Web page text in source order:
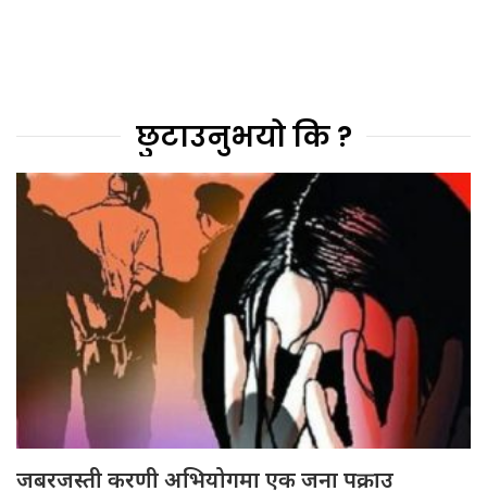
छुटाउनुभयो कि ?
जबरजस्ती करणी अभियोगमा एक जना पक्राउ